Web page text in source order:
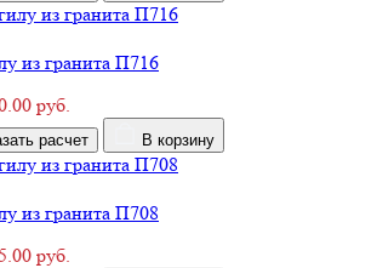
из гранита П716
руб.
расчет В корзину
из гранита П708
руб.